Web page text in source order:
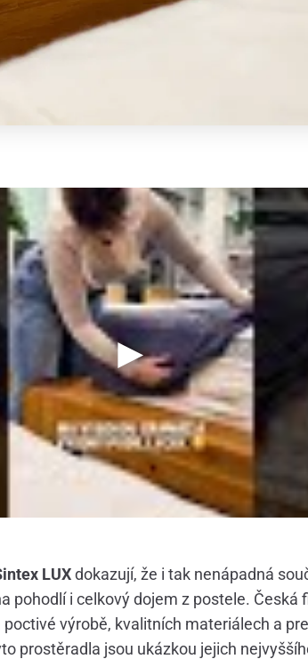
LUXdokazují, že i tak nenápadná
pohodlí i celkový dojem z postele. Česká
výrobě, kvalitních materiálech a
prostěradla jsou ukázkou jejich